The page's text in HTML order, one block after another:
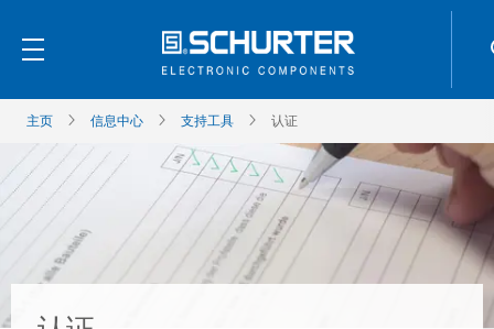
主页 信息中心 支持工具 认证